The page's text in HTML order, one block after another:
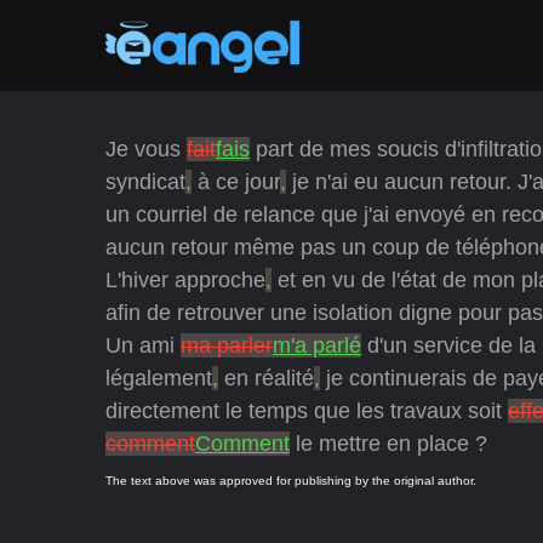
Je vous faitfais part de mes soucis
syndicat, à ce jour, je n'ai eu aucun retour.
un courriel de relance que j'ai envoyé en
aucun retour même pas un coup de
L'hiver approche, et en vu de l'état de mon
afin de retrouver une isolation digne pour
Un ami ma parlerm'a parlé d'un service de
légalement, en réalité, je continuerais de
directement le temps que les travaux soit
commentComment le mettre en place ?
The text above was approved for publishing by the original author.